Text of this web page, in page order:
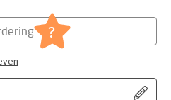
maatschappij
Press Titles
?